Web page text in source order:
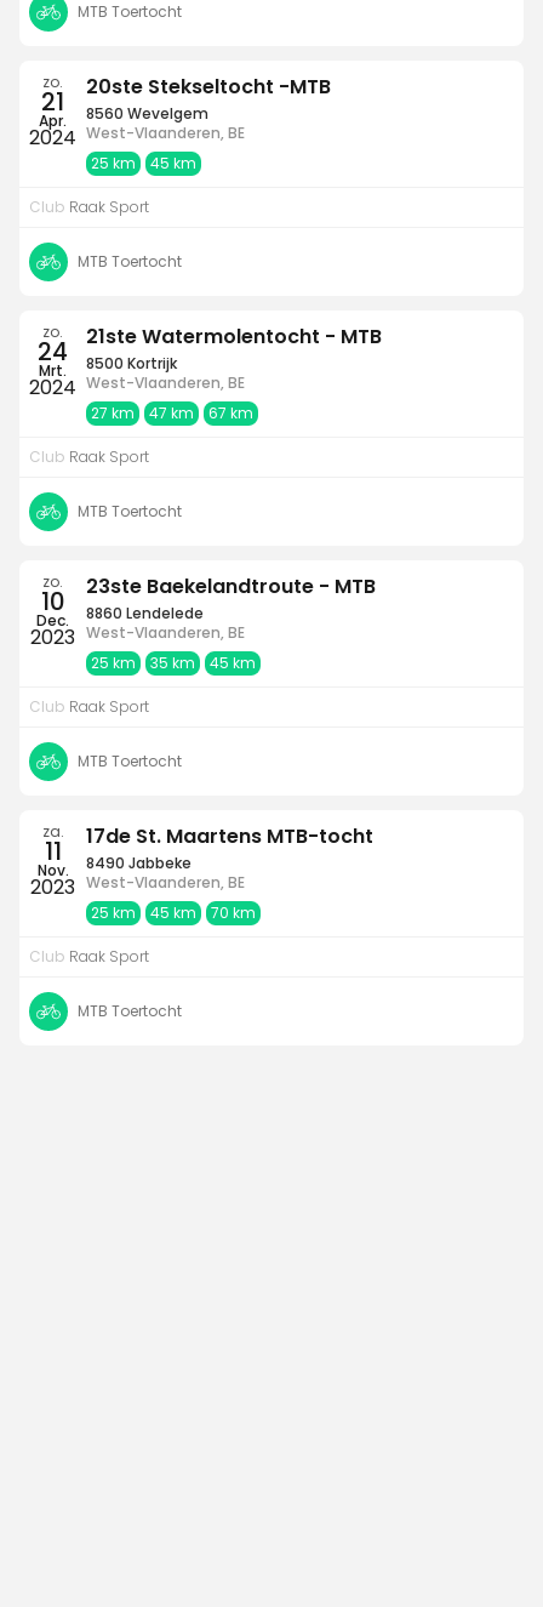
MTB Toertocht
zo.
21
Apr.
2024
20ste Stekseltocht -MTB
8560 Wevelgem
West-Vlaanderen, BE
25 km
45 km
Club Raak Sport
MTB Toertocht
zo.
24
Mrt.
2024
21ste Watermolentocht - MTB
8500 Kortrijk
West-Vlaanderen, BE
27 km
47 km 67 km
Club Raak Sport
MTB Toertocht
zo.
10
Dec.
2023
23ste Baekelandtroute - MTB
8860 Lendelede
West-Vlaanderen, BE
25 km
35 km 45 km
Club Raak Sport
MTB Toertocht
za.
11
Nov.
2023
17de St. Maartens MTB-tocht
8490 Jabbeke
West-Vlaanderen, BE
25 km
45 km 70 km
Club Raak Sport
MTB Toertocht